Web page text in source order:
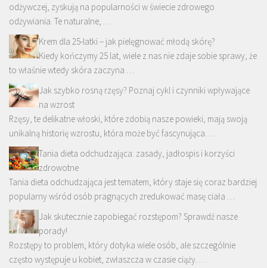
odżywczej, zyskują na popularności w świecie zdrowego
odżywiania. Te naturalne, …
Krem dla 25-latki – jak pielęgnować młodą skórę?
Kiedy kończymy 25 lat, wiele z nas nie zdaje sobie sprawy, że
to właśnie wtedy skóra zaczyna …
Jak szybko rosną rzęsy? Poznaj cykl i czynniki wpływające
na wzrost
Rzęsy, te delikatne włoski, które zdobią nasze powieki, mają swoją
unikalną historię wzrostu, która może być fascynująca. …
Tania dieta odchudzająca: zasady, jadłospis i korzyści
zdrowotne
Tania dieta odchudzająca jest tematem, który staje się coraz bardziej
popularny wśród osób pragnących zredukować masę ciała …
Jak skutecznie zapobiegać rozstępom? Sprawdź nasze
porady!
Rozstępy to problem, który dotyka wiele osób, ale szczególnie
często występuje u kobiet, zwłaszcza w czasie ciąży. …